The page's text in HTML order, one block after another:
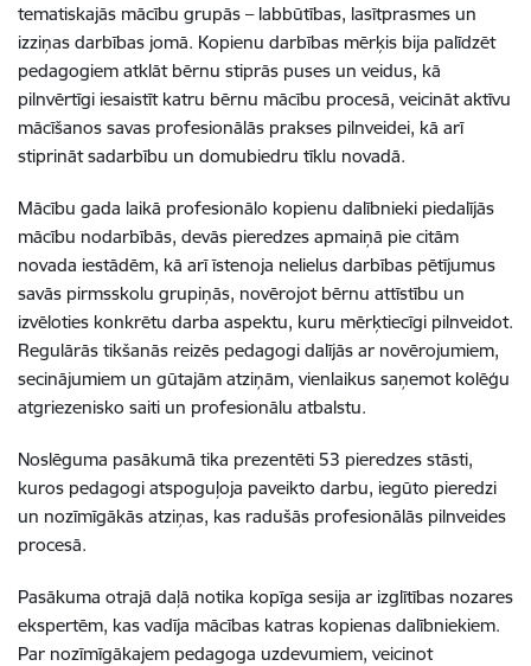
tematiskajās mācību grupās – labbūtības, lasītprasmes un
izziņas darbības jomā. Kopienu darbības mērķis bija palīdzēt
pedagogiem atklāt bērnu stiprās puses un veidus, kā
pilnvērtīgi iesaistīt katru bērnu mācību procesā, veicināt aktīvu
mācīšanos savas profesionālās prakses pilnveidei, kā arī
stiprināt sadarbību un domubiedru tīklu novadā.
Mācību gada laikā profesionālo kopienu dalībnieki piedalījās
mācību nodarbībās, devās pieredzes apmaiņā pie citām
novada iestādēm, kā arī īstenoja nelielus darbības pētījumus
savās pirmsskolu grupiņās, novērojot bērnu attīstību un
izvēloties konkrētu darba aspektu, kuru mērķtiecīgi pilnveidot.
Regulārās tikšanās reizēs pedagogi dalījās ar novērojumiem,
secinājumiem un gūtajām atziņām, vienlaikus saņemot kolēģu
atgriezenisko saiti un profesionālu atbalstu.
Noslēguma pasākumā tika prezentēti 53 pieredzes stāsti,
kuros pedagogi atspoguļoja paveikto darbu, iegūto pieredzi
un nozīmīgākās atziņas, kas radušās profesionālās pilnveides
procesā.
Pasākuma otrajā daļā notika kopīga sesija ar izglītības nozares
ekspertēm, kas vadīja mācības katras kopienas dalībniekiem.
Par nozīmīgākajem pedagoga uzdevumiem, veicinot